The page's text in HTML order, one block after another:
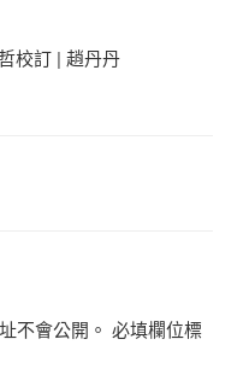
校訂 | 趙丹丹
不會公開。 必填欄位標